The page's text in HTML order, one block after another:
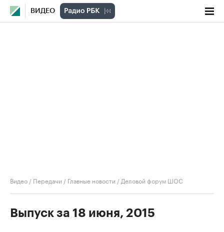
ВИДЕО
Видео / Передачи / Главные новости / Деловой форум ШОС
Выпуск за 18 июня, 2015